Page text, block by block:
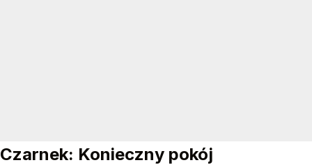
Czarnek: Konieczny pokój